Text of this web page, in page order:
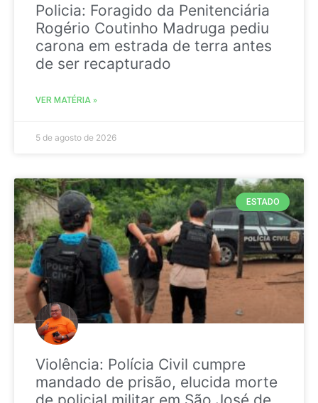
Policia: Foragido da Penitenciária
Rogério Coutinho Madruga pediu
carona em estrada de terra antes
de ser recapturado
VER MATÉRIA »
5 de agosto de 2026
ESTADO
Violência: Polícia Civil cumpre
mandado de prisão, elucida morte